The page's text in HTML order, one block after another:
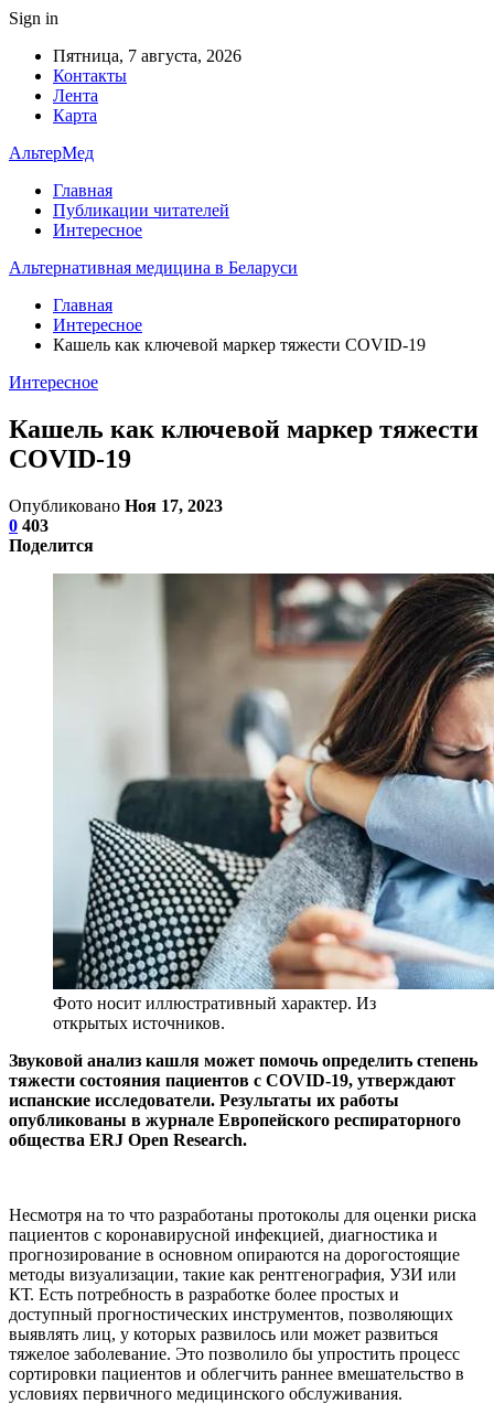
Sign in
Пятница, 7 августа, 2026
Контакты
Лента
Карта
АльтерМед
Главная
Публикации читателей
Интересное
Альтернативная медицина в Беларуси
Главная
Интересное
Кашель как ключевой маркер тяжести COVID-19
Интересное
Кашель как ключевой маркер тяжести
COVID-19
Опубликовано Ноя 17, 2023
0 403
Поделится
Фото носит иллюстративный характер. Из
открытых источников.
Звуковой анализ кашля может помочь определить степень
тяжести состояния пациентов с COVID-19, утверждают
испанские исследователи. Результаты их работы
опубликованы в журнале Европейского респираторного
общества ERJ Open Research.
Несмотря на то что разработаны протоколы для оценки риска
пациентов с коронавирусной инфекцией, диагностика и
прогнозирование в основном опираются на дорогостоящие
методы визуализации, такие как рентгенография, УЗИ или
КТ. Есть потребность в разработке более простых и
доступный прогностических инструментов, позволяющих
выявлять лиц, у которых развилось или может развиться
тяжелое заболевание. Это позволило бы упростить процесс
сортировки пациентов и облегчить раннее вмешательство в
условиях первичного медицинского обслуживания.